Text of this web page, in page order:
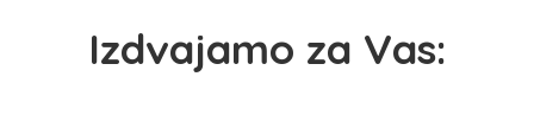
Izdvajamo za Vas: